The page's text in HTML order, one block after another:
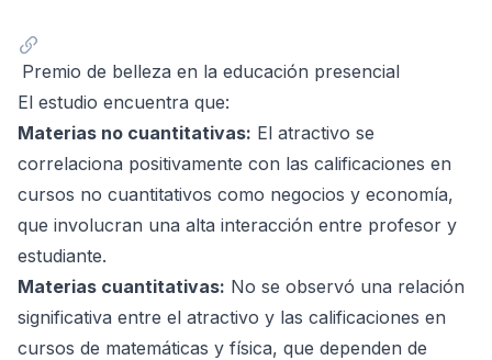
Premio de belleza en la educación presencial
El estudio encuentra que:
Materias no cuantitativas: El atractivo se
correlaciona positivamente con las calificaciones en
cursos no cuantitativos como negocios y economía,
que involucran una alta interacción entre profesor y
estudiante.
Materias cuantitativas: No se observó una relación
significativa entre el atractivo y las calificaciones en
cursos de matemáticas y física, que dependen de